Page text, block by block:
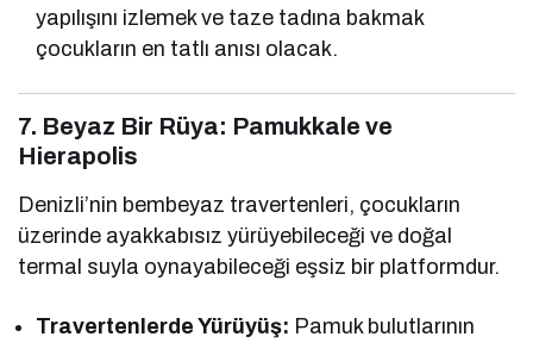
yapılışını izlemek ve taze tadına bakmak
çocukların en tatlı anısı olacak.
7. Beyaz Bir Rüya: Pamukkale ve
Hierapolis
Denizli’nin bembeyaz travertenleri, çocukların
üzerinde ayakkabısız yürüyebileceği ve doğal
termal suyla oynayabileceği eşsiz bir platformdur.
Travertenlerde Yürüyüş: Pamuk bulutlarının